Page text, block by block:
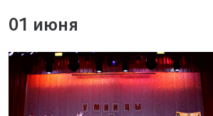
01 июня